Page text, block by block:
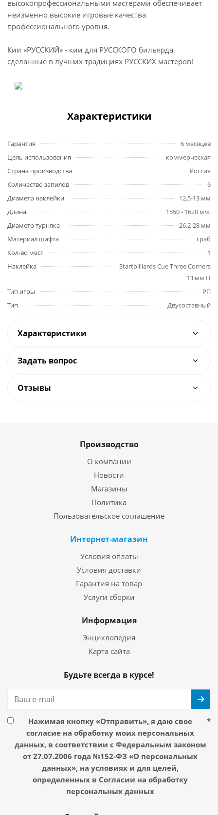
высокопрофессиональными мастерами обеспечивает
неизменно высокие игровые качества
профессионального уровня.
Кии «РУССКИЙ» - кии для РУССКОГО бильярда,
сделанные в лучших традициях РУССКИХ мастеров!
Характеристики
Гарантия
6 месяцев
Цель использования
коммерческая
Страна производства
Россия
Количество запилов
6
Диаметр наклейки
12,5-13 мм
Длина
1550 - 1620 мм.
Диаметр турняка
26,2-28 мм
Материал шафта
граб
Кол-во мест
1
Наклейка
Startbilliards Cue Three Corners
13 мм H
Тип игры
РП
Тип
Двусоставный
Характеристики
Задать вопрос
Отзывы
Производство
О компании
Новости
Магазины
Политика
Пользовательское соглашение
Интернет-магазин
Условия оплаты
Условия доставки
Гарантия на товар
Услуги сборки
Информация
Энциклопедия
Карта сайта
Будьте всегда в курсе!
Нажимая кнопку «Отправить», я даю свое
согласие на обработку моих персональных
данных, в соответствии с Федеральным законом
от 27.07.2006 года №152-ФЗ «О персональных
данных», на условиях и для целей,
определенных в Согласии на обработку
персональных данных
*